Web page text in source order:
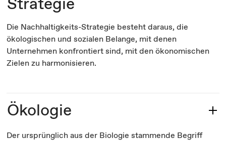
Die Nachhaltigkeits-Strategie besteht daraus, die
ökologischen und sozialen Belange, mit denen
Unternehmen konfrontiert sind, mit den ökonomischen
Zielen zu harmonisieren.
Ökologie
Der ursprünglich aus der Biologie stammende Begriff